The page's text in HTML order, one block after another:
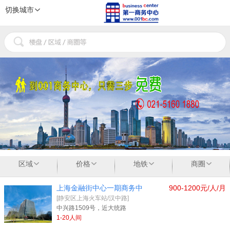
切换城市
区域 价格 地铁 商圈
900-1200元/人/月
上海金融街中心一期商务中
[静安区上海火车站/汉中路]
中兴路1509号，近大统路
1-20人间